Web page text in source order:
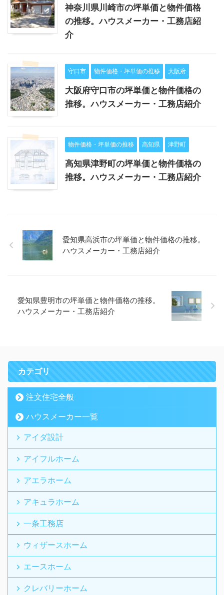
神奈川県川崎市の坪単価と物件価格
の推移。ハウスメーカー・工務店紹
介
守口市 物件価格・坪単価の推移 大阪府
大阪府守口市の坪単価と物件価格の
推移。ハウスメーカー・工務店紹介
物件価格・坪単価の推移 高知県 津野町
高知県津野町の坪単価と物件価格の
推移。ハウスメーカー・工務店紹介
愛知県高浜市の坪単価と物件価格の推移。
ハウスメーカー・工務店紹介
愛知県豊明市の坪単価と物件価格の推移。
ハウスメーカー・工務店紹介
カテゴリ
注文住宅全般
ハウスメーカー一覧
アイダ設計
アイフルホーム
アエラホーム
アキュラホーム
一条工務店
ウィザースホーム
エースホーム
クレバリーホーム